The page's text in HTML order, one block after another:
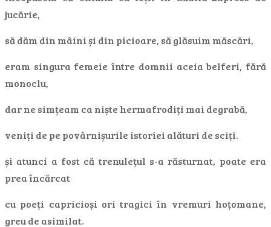
jucărie,
să dăm din mâini și din picioare, să glăsuim măscări,
eram singura femeie între domnii aceia belferi, fără
monoclu,
dar ne simțeam ca niște hermafrodiți mai degrabă,
veniți de pe povârnișurile istoriei alături de sciți.
și atunci a fost că trenulețul s-a răsturnat, poate era
prea încărcat
cu poeți capricioși ori tragici în vremuri hoțomane,
greu de asimilat.